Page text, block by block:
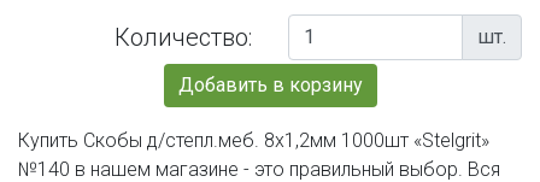
Количество:
шт.
Добавить в корзину
Купить Скобы д/степл.меб. 8х1,2мм 1000шт «Stelgrit»
№140 в нашем магазине - это правильный выбор. Вся